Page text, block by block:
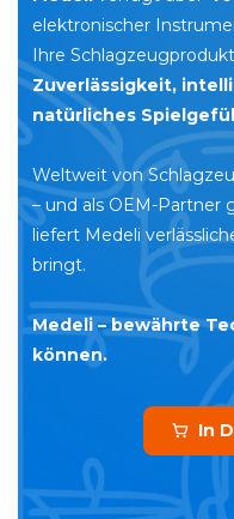
Spezialisten
elektronischer
Ihre
Zuverlässigkeit,
natürliches
Weltweit von
– und als OEM-Partner
liefert Medeli
bringt.
Medeli – bewährte
können.
In